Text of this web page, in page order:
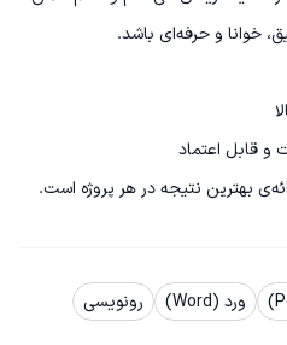
هدف من جلب رضایت کارفرما و ارائه‌ی بهترین نتیجه در هر پروژه است.
ورد (Word)
رونویسی